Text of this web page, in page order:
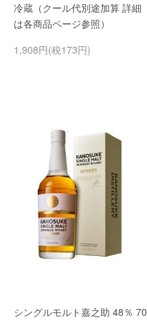
冷蔵（クール代別途加算 詳細
は各商品ページ参照）
1,908円(税173円)
シングルモルト嘉之助 48％ 70